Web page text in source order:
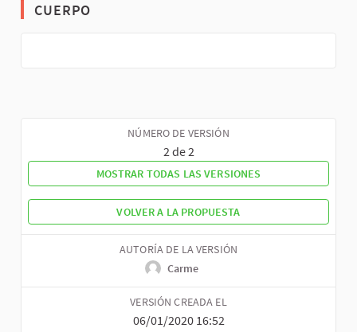
CUERPO
NÚMERO DE VERSIÓN
2 de 2
MOSTRAR TODAS LAS VERSIONES
VOLVER A LA PROPUESTA
AUTORÍA DE LA VERSIÓN
Carme
VERSIÓN CREADA EL
06/01/2020 16:52